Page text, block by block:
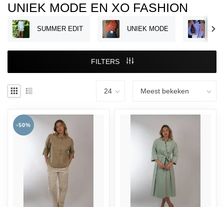
UNIEK MODE EN XO FASHION
SUMMER EDIT UNIEK MODE XO
FILTERS
-50%